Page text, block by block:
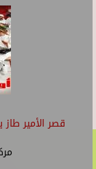
قصر الأمير